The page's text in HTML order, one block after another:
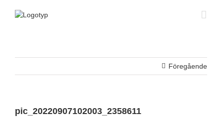
Föregående
pic_20220907102003_2358611